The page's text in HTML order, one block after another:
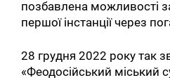
позбавлена ​​можливості
першої інстанції через
28 грудня 2022 року так
«Феодосійський міський